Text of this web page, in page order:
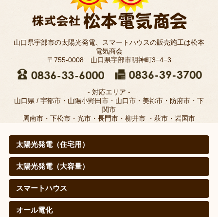
山口県宇部市の太陽光発電、スマートハウスの販売施工は松本
電気商会
〒755-0008 山口県宇部市明神町3−4−3
- 対応エリア -
山口県 / 宇部市・山陽小野田市・山口市・美祢市・防府市・下
関市
周南市・下松市・光市・長門市・柳井市 ・萩市・岩国市
太陽光発電（住宅用）
太陽光発電（住宅用）
太陽光発電の仕組みは？
取扱メーカー
職人のこだわり(松本電気商会のこだわり)
施工例
寄棟屋根の皆さま
価格
導入効果（㊙真実データ）
太陽光発電（大容量）
太陽光発電（大容量）
シャープを選ぶ理由
施工実績
スマートハウス
スマートハウス
蓄電池（自給自足スタイル）
EV・PHEV(PHV)車充電システム
オール電化